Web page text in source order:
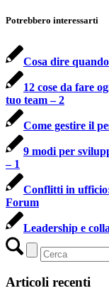
Potrebbero interessarti
Cosa dire
12 cose da fare
tuo team – 2
Come gestire il
9 modi per
– 1
Conflitti in
Forum
Leadership e
Articoli recenti